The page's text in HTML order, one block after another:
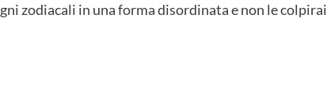
zodiacali in una forma disordinata e non le colpirai